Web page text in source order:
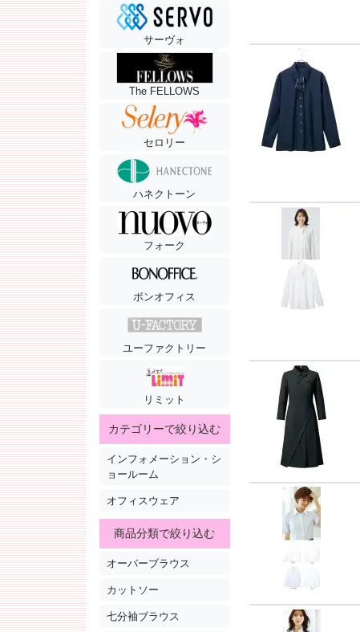
サーヴォ
The FELLOWS
セロリー
ハネクトーン
フォーク
ボンオフィス
ユーファクトリー
リミット
カテゴリーで絞り込む
インフォメーション・シ
ョールーム
オフィスウェア
商品分類で絞り込む
オーバーブラウス
カットソー
七分袖ブラウス